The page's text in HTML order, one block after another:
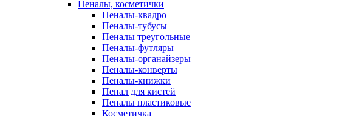
Пеналы, косметички
Пеналы-квадро
Пеналы-тубусы
Пеналы треугольные
Пеналы-футляры
Пеналы-органайзеры
Пеналы-конверты
Пеналы-книжки
Пенал для кистей
Пеналы пластиковые
Косметичка